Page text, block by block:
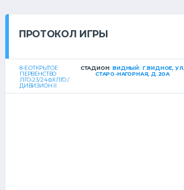
ПРОТОКОЛ ИГРЫ
8-Е ОТКРЫТОЕ
ПЕРВЕНСТВО
ЛГО-23/24 ФХЛГО /
ДИВИЗИОН II
СТАДИОН:ВИДНЫЙ: Г.ВИДНОЕ, УЛ.
СТАРО-НАГОРНАЯ, Д.20А